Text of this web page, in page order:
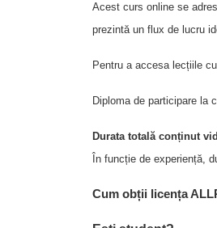
Acest curs online se
prezintă un flux de lucru
Pentru a accesa lecțiile
Diploma de participare la
Durata totală conținut
În funcție de experiență,
Cum obții licența